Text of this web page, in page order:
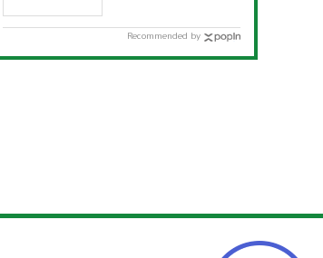
Recommended by